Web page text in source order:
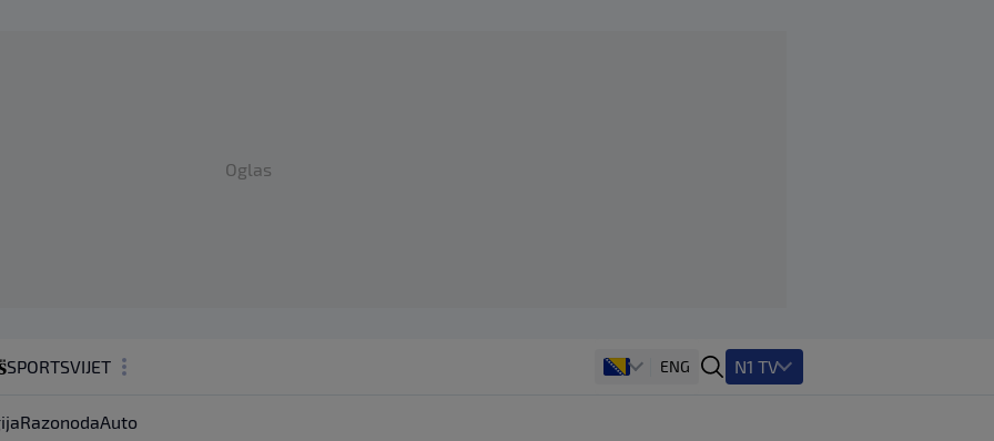
Oglas
SPORTSVIJET
ENG N1 TV
RazonodaAuto